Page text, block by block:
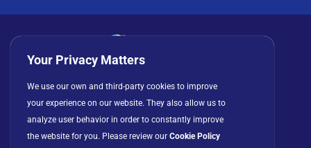
Política de privacidad Cookies
Acuerdo de licencia
Your Privacy Matters
We use our own and third-party cookies to improve
your experience on our website. They also allow us to
analyze user behavior in order to constantly improve
the website for you. Please review our Cookie Policy